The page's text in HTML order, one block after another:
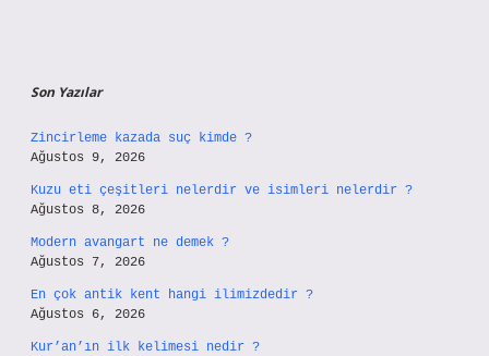
Son Yazılar
Zincirleme kazada suç kimde ?
Ağustos 9, 2026
Kuzu eti çeşitleri nelerdir ve isimleri nelerdir ?
Ağustos 8, 2026
Modern avangart ne demek ?
Ağustos 7, 2026
En çok antik kent hangi ilimizdedir ?
Ağustos 6, 2026
Kur’an’ın ilk kelimesi nedir ?